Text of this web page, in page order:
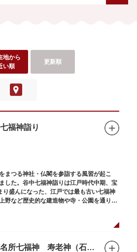
地から
い順
更新順
福神詣り
まつる神社・仏閣を参詣する風習が起こ
した。谷中七福神詣りは江戸時代中期、宝
盛んになった、江戸では最も古い七福神
野など歴史的な建造物や寺・公園を通りな
めるコースになっています。
浅草名所七福神 寿老神（石浜神社）